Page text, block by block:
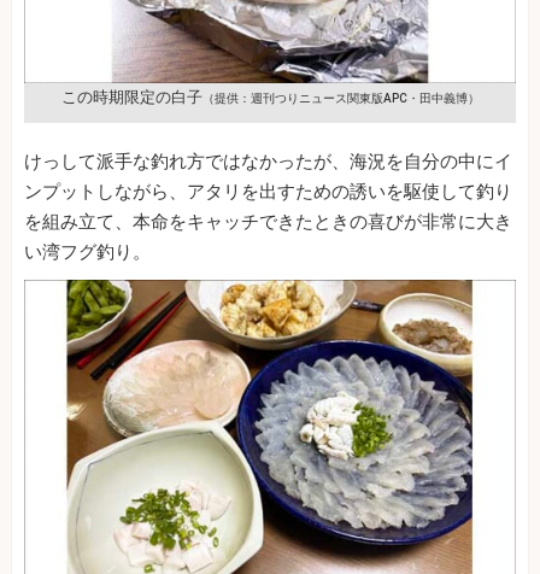
この時期限定の白子（提供：週刊つりニュース関東版APC・田中義博）
けっして派手な釣れ方ではなかったが、海況を自分の中にイ
ンプットしながら、アタリを出すための誘いを駆使して釣り
を組み立て、本命をキャッチできたときの喜びが非常に大き
い湾フグ釣り。